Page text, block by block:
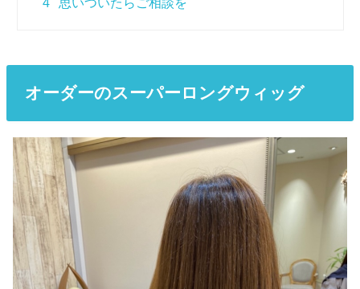
オーダーのスーパーロングウィッグ